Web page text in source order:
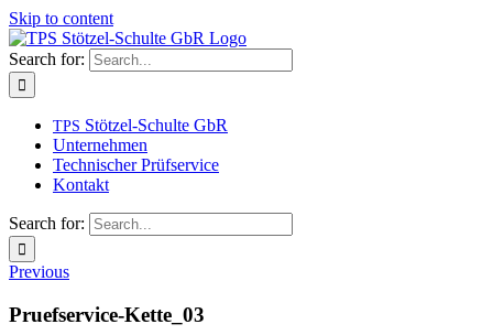
Skip to content
Search for:
TPS Stötzel-Schulte GbR
Unternehmen
Technischer Prüfservice
Kontakt
Search for:
Previous
Pruefservice-Kette_03